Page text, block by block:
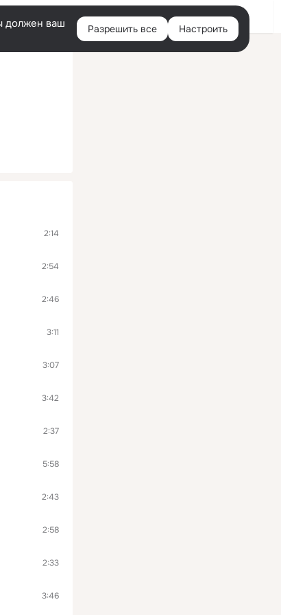
Войти
должен ваш
Разрешить все Настроить
2:14
2:54
2:46
3:11
3:07
3:42
2:37
5:58
2:43
2:58
2:33
3:46